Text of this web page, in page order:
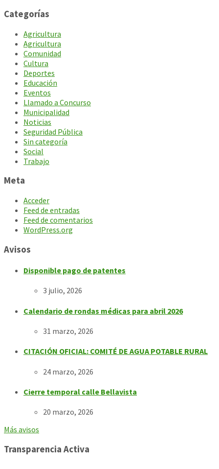
Categorías
Agricultura
Agricultura
Comunidad
Cultura
Deportes
Educación
Eventos
Llamado a Concurso
Municipalidad
Noticias
Seguridad Pública
Sin categoría
Social
Trabajo
Meta
Acceder
Feed de entradas
Feed de comentarios
WordPress.org
Avisos
Disponible pago de patentes
3 julio, 2026
Calendario de rondas médicas para abril 2026
31 marzo, 2026
CITACIÓN OFICIAL: COMITÉ DE AGUA POTABLE RURAL
24 marzo, 2026
Cierre temporal calle Bellavista
20 marzo, 2026
Más avisos
Transparencia Activa